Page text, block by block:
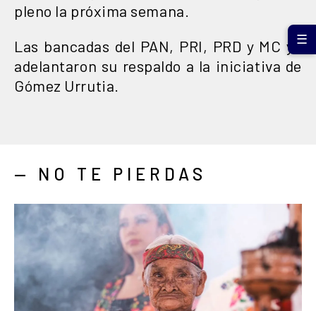
pleno la próxima semana.
Las bancadas del PAN, PRI, PRD y MC ya
adelantaron su respaldo a la iniciativa de
Gómez Urrutia.
— NO TE PIERDAS
☰